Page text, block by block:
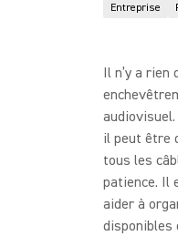
Entreprise
Il n’y a rien
il peut être
tous les
patience. Il
aider à
disponibles